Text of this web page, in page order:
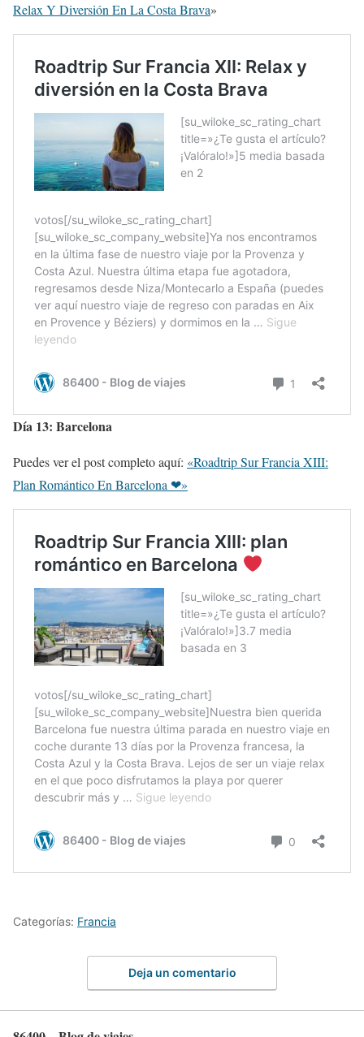
Relax Y Diversión En La Costa Brava»
Día 13: Barcelona
Puedes ver el post completo aquí: «Roadtrip Sur Francia XIII:
Plan Romántico En Barcelona ❤»
Categorías: Francia
Deja un comentario